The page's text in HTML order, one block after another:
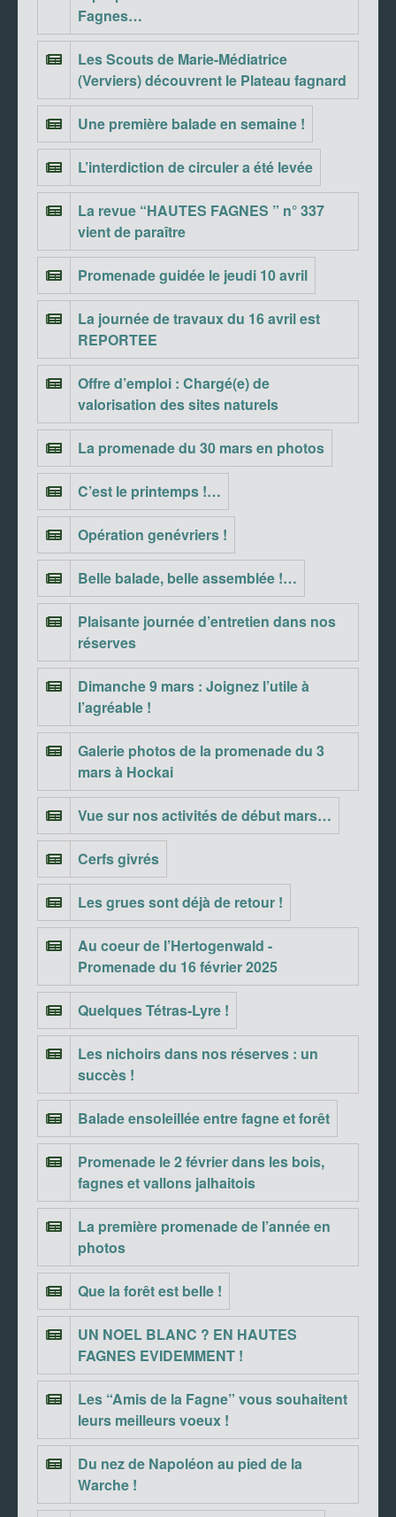
Fagnes…
Les Scouts de Marie-Médiatrice
(Verviers) découvrent le Plateau fagnard
Une première balade en semaine !
L’interdiction de circuler a été levée
La revue “HAUTES FAGNES ” n° 337
vient de paraître
Promenade guidée le jeudi 10 avril
La journée de travaux du 16 avril est
REPORTEE
Offre d’emploi : Chargé(e) de
valorisation des sites naturels
La promenade du 30 mars en photos
C’est le printemps !…
Opération genévriers !
Belle balade, belle assemblée !…
Plaisante journée d’entretien dans nos
réserves
Dimanche 9 mars : Joignez l’utile à
l’agréable !
Galerie photos de la promenade du 3
mars à Hockai
Vue sur nos activités de début mars…
Cerfs givrés
Les grues sont déjà de retour !
Au coeur de l’Hertogenwald -
Promenade du 16 février 2025
Quelques Tétras-Lyre !
Les nichoirs dans nos réserves : un
succès !
Balade ensoleillée entre fagne et forêt
Promenade le 2 février dans les bois,
fagnes et vallons jalhaitois
La première promenade de l’année en
photos
Que la forêt est belle !
UN NOEL BLANC ? EN HAUTES
FAGNES EVIDEMMENT !
Les “Amis de la Fagne” vous souhaitent
leurs meilleurs voeux !
Du nez de Napoléon au pied de la
Warche !